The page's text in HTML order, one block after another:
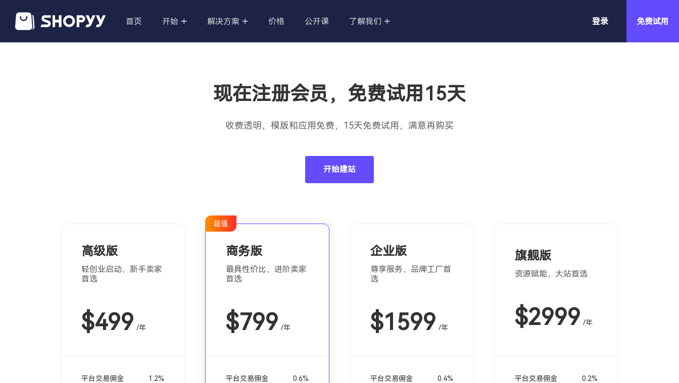
首页 开始 解决方案
无限的产品，无限的市场，做差异化
的跨境电商。
针对亚马逊做的营销站点，新跨境电
商模式助力亚马逊卖家冲出重围，开
启新局势。
国际品牌商店 外贸B2B企业官网
价格 公开课 了解我们 登录 免费试用
现在注册会员，免费试用15天
收费透明，模版和应用免费，15天免费试用，满意再购买
开始建站
高级版
轻创业启动，新手卖家
首选
$499 /年
平台交易佣金
1.2%
商务版
最具性价比，进阶卖家
首选
$799 /年
平台交易佣金
0.6%
超值
企业版
尊享服务，品牌工厂首
选
$1599 /年
平台交易佣金
0.4%
旗舰版
资源赋能，大站首选
$2999 /年
平台交易佣金
0.2%